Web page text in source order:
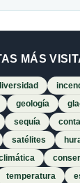
MÁS
geología
sequía
satélites
temperatura